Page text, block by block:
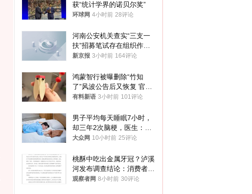
获“统计学界的诺贝尔奖”
环球网 4小时前 28评论
河南公安机关查实“三支一
扶”招募笔试存在组织作弊
犯罪行为
新京报 3小时前 164评论
鸿蒙智行被曝删除“竹知
了”风波公告后又恢复 官媒
曾力挺：劝华为要大度的，
有料新语 3小时前 101评论
男子平均每天睡眠7小时，
却三年2次脑梗，医生：这
样睡觉更伤身
大众网 10小时前 25评论
桃酥中吃出金属牙冠？泸溪
河发布调查结论：消费者已
澄清，所发视频情况不属实
观察者网 8小时前 30评论